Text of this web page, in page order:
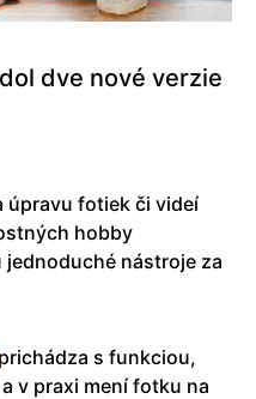
dve nové verzie
úpravu fotiek či videí
hobby
nástroje za
prichádza s funkciou,
v praxi mení fotku na